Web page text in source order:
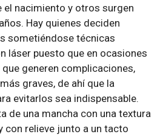
el nacimiento y otros surgen
Hay quienes deciden
sometiéndose técnicas
láser puesto que en ocasiones
generen complicaciones,
graves, de ahí que la
evitarlos sea indispensable.
de una mancha con una textura
con relieve junto a un tacto